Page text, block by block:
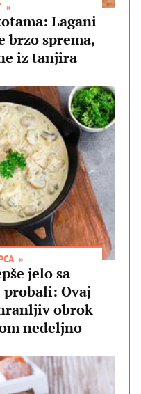
Lagani
brzo sprema,
iz tanjira
jelo sa
Ovaj
obrok
nedeljno